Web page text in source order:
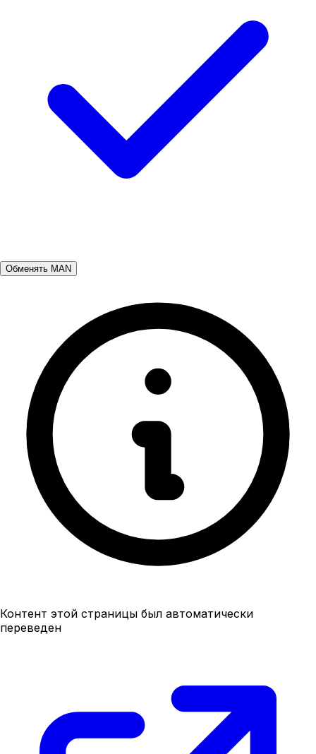
Обменять MAN
Контент этой страницы был автоматически
переведен